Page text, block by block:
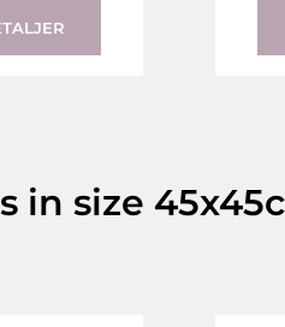
in size